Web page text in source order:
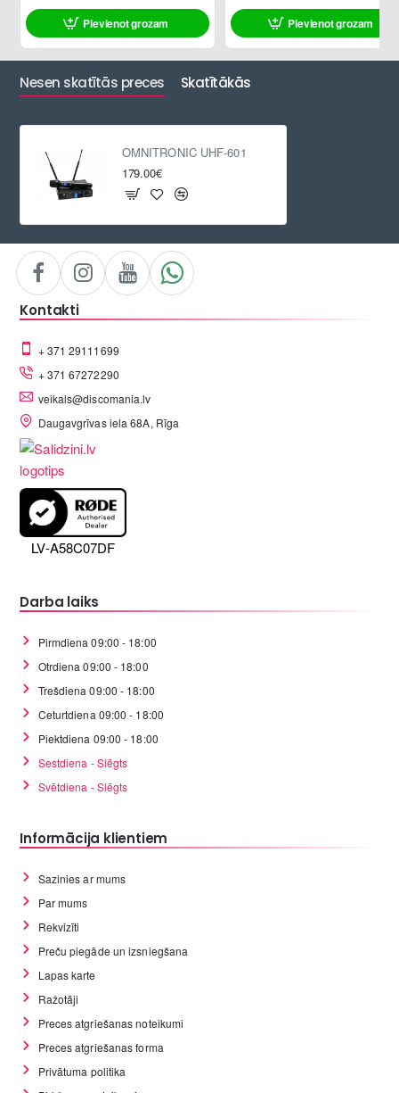
ATLAIDE
Pievienot grozam Pievienot grozam
Nesen skatītās preces Skatītākās
OMNITRONIC UHF-601
179.00€
Kontakti
+ 371 29111699
+ 371 67272290
veikals@discomania.lv
Daugavgrīvas iela 68A, Rīga
LV-A58C07DF
Darba laiks
Pirmdiena 09:00 - 18:00
Otrdiena 09:00 - 18:00
Trešdiena 09:00 - 18:00
Ceturtdiena 09:00 - 18:00
Piektdiena 09:00 - 18:00
Sestdiena - Slēgts
Svētdiena - Slēgts
Informācija klientiem
Sazinies ar mums
Par mums
Rekvizīti
Preču piegāde un izsniegšana
Lapas karte
Ražotāji
Preces atgriešanas noteikumi
Preces atgriešanas forma
Privātuma politika